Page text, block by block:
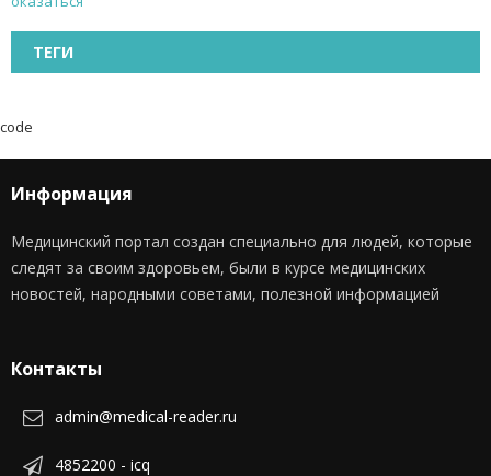
ТЕГИ
code
Информация
Медицинский портал создан специально для людей, которые
следят за своим здоровьем, были в курсе медицинских
новостей, народными советами, полезной информацией
Контакты
admin@medical-reader.ru
4852200 - icq